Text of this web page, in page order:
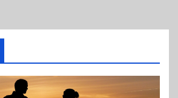
richtige
Entscheidung